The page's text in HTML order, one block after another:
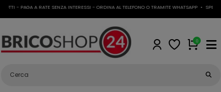
A RATE SENZA INTERESSI - ORDINA AL TELEFONO O TRAMITE WHATSAPP•SPEDIZIONE
0